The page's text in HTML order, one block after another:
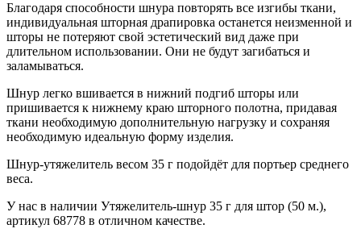
Благодаря способности шнура повторять все изгибы ткани,
индивидуальная шторная драпировка останется неизменной и
шторы не потеряют свой эстетический вид даже при
длительном использовании. Они не будут загибаться и
заламываться.
Шнур легко вшивается в нижний подгиб шторы или
пришивается к нижнему краю шторного полотна, придавая
ткани необходимую дополнительную нагрузку и сохраняя
необходимую идеальную форму изделия.
Шнур-утяжелитель весом 35 г подойдёт для портьер среднего
веса.
У нас в наличии Утяжелитель-шнур 35 г для штор (50 м.),
артикул 68778 в отличном качестве.